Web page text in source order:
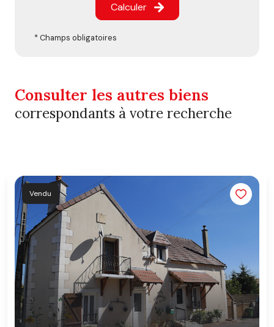
Calculer
* Champs obligatoires
Consulter les autres biens
correspondants à votre recherche
Vendu